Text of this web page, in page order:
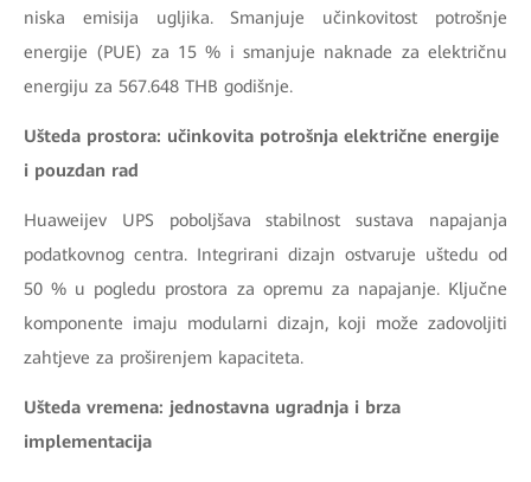
niska emisija ugljika. Smanjuje učinkovitost potrošnje
energije (PUE) za 15 % i smanjuje naknade za električnu
energiju za 567.648 THB godišnje.
Ušteda prostora: učinkovita potrošnja električne energije
i pouzdan rad
Huaweijev UPS poboljšava stabilnost sustava napajanja
podatkovnog centra. Integrirani dizajn ostvaruje uštedu od
50 % u pogledu prostora za opremu za napajanje. Ključne
komponente imaju modularni dizajn, koji može zadovoljiti
zahtjeve za proširenjem kapaciteta.
Ušteda vremena: jednostavna ugradnja i brza
implementacija